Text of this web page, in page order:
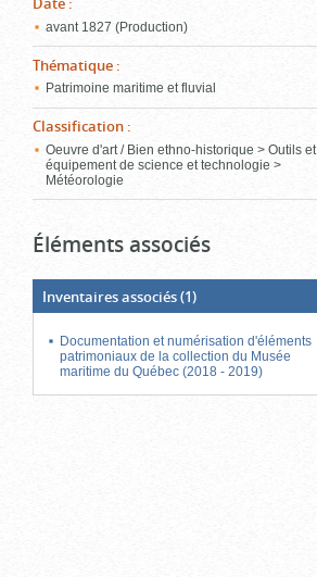
avant 1827 (Production)
Thématique :
Patrimoine maritime et fluvial
Classification :
Oeuvre d'art / Bien ethno-historique > Outils et
équipement de science et technologie >
Météorologie
Éléments associés
Inventaires associés(1)
Documentation et numérisation d'éléments
patrimoniaux de la collection du Musée
maritime du Québec (2018 - 2019)